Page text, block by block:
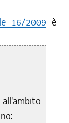
16/2009 è